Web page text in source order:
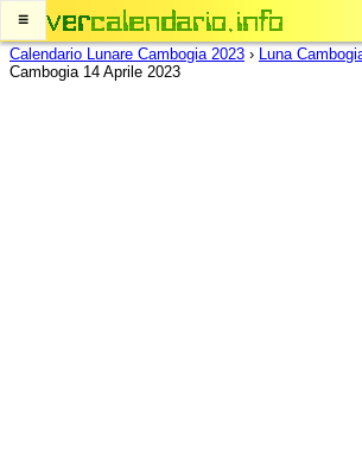
≡
Calendario Lunare Cambogia 2023 › Luna
Cambogia 14 Aprile 2023